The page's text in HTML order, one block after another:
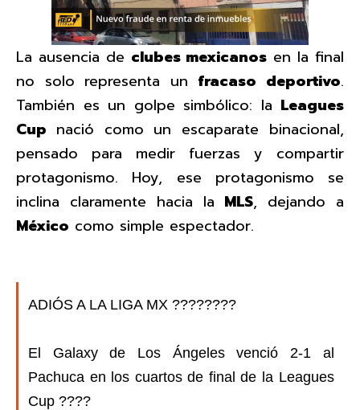
La ausencia de clubes mexicanos en la final
no solo representa un fracaso deportivo.
También es un golpe simbólico: la Leagues
Cup nació como un escaparate binacional,
pensado para medir fuerzas y compartir
protagonismo. Hoy, ese protagonismo se
inclina claramente hacia la MLS, dejando a
México como simple espectador.
ADIÓS A LA LIGA MX ????????
El Galaxy de Los Ángeles venció 2-1 al
Pachuca en los cuartos de final de la Leagues
Cup ????